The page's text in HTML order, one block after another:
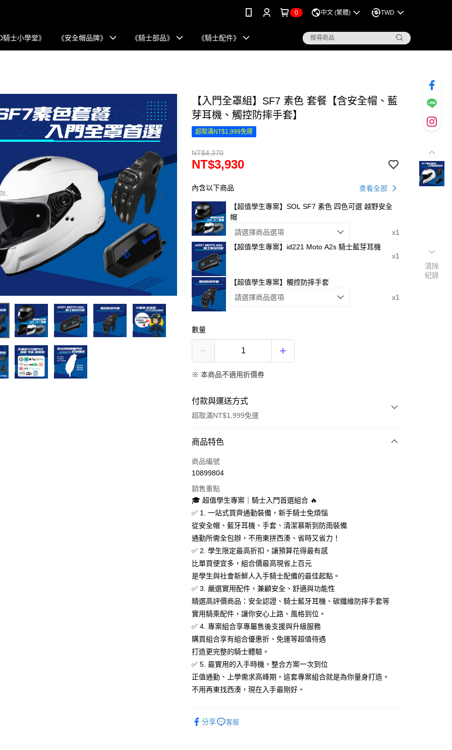
0 中文 (繁體) TWD
騎士小學堂》 《安全帽品牌》 《騎士部品》 《騎士配件》
【入門全罩組】SF7 素色 套餐【含安全帽、藍
芽耳機、觸控防摔手套】
超取滿NT$1,999免運
NT$4,370
NT$3,930
內含以下商品 查看全部
【超值學生專案】SOL SF7 素色 四色可選 越野安全
帽
請選擇商品選項
x1
【超值學生專案】id221 Moto A2s 騎士藍芽耳機
x1
【超值學生專案】觸控防摔手套
請選擇商品選項
x1
數量
※ 本商品不適用折價券
付款與運送方式
超取滿NT$1,999免運
付款方式
信用卡一次付款
3 期 0 利率 每期 NT$1,310
合作金庫商業銀行
第一商業銀行
華南商業銀行
彰化商業銀行
國泰世華商業銀行
兆豐國際商業銀行
臺灣中小企業銀行
台中商業銀行
匯豐（台灣）商業銀行
華泰商業銀行
聯邦商業銀行
遠東國際商業銀行
元大商業銀行
永豐商業銀行
台新國際商業銀行
中國信託商業銀行
台灣樂天信用卡公司
超商取貨付款
Apple Pay
悠遊付
Google Pay
全盈+PAY
大哥付你分期
相關說明
【大哥付你分期使用說明】
1.本服務由台灣大哥大提供，台灣大哥大用戶可立即使用無須另外申請。
2.付款方式選擇「大哥付你分期」，訂單成立後會自動跳轉到大哥付的交易
流程，驗證手機門號後，選擇欲分期的期數、繳款截止日，確認付款後即
4.訂單成立30分鐘內，如未前往確認交易或遇審核未通過，訂單將自動取
AFTEE先享後付
相關說明
１．簡單：不需註冊會員、不需綁卡、不需儲值。
商品特色
商品編號
10899804
銷售重點
🎓 超值學生專案｜騎士入門首選組合 🔥
✅ 1. 一站式買齊通勤裝備，新手騎士免煩惱
從安全帽、藍牙耳機、手套、清潔慕斯到防雨裝備
通勤所需全包辦，不用東拼西湊、省時又省力！
✅ 2. 學生限定最高折扣，讓預算花得最有感
比單買便宜多，組合價最高現省上百元
是學生與社會新鮮人入手騎士配備的最佳起點。
✅ 3. 嚴選實用配件，兼顧安全、舒適與功能性
精選高評價商品：安全認證、騎士藍牙耳機、碳纖維防摔手套等
實用騎乘配件，讓你安心上路、風格到位。
✅ 4. 專案組合享專屬售後支援與升級服務
購買組合享有組合優惠折、免運等超值待遇
打造更完整的騎士體驗。
✅ 5. 最實用的入手時機，整合方案一次到位
正值通勤、上學需求高峰期，這套專案組合就是為你量身打造。
不用再東找西湊，現在入手最剛好。
分享 客服
清除
紀錄